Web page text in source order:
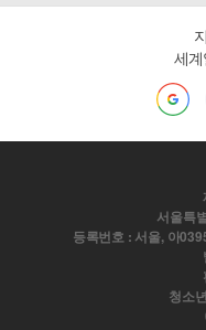
세
서울특
등록번호 : 서울, 아
청소